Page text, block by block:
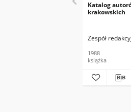
Katalog
krakowskich
Zespół
1988
książka